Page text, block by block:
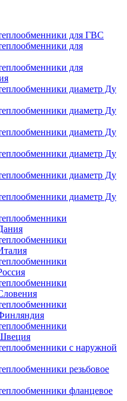
для ГВС
для
для
диаметр Ду
диаметр Ду
диаметр Ду
диаметр Ду
диаметр Ду
диаметр Ду
с наружной
резьбовое
фланцевое